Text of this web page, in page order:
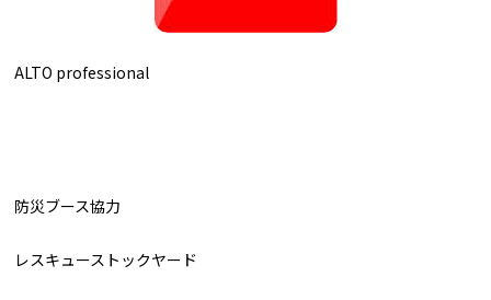
ALTO professional
防災ブース協力
レスキューストックヤード